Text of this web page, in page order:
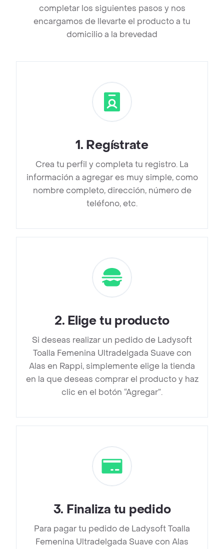
completar los siguientes pasos y nos
encargamos de llevarte el producto a tu
domicilio a la brevedad
1. Regístrate
Crea tu perfil y completa tu registro. La
información a agregar es muy simple, como
nombre completo, dirección, número de
teléfono, etc.
2. Elige tu producto
Si deseas realizar un pedido de Ladysoft
Toalla Femenina Ultradelgada Suave con
Alas en Rappi, simplemente elige la tienda
en la que deseas comprar el producto y haz
clic en el botón “Agregar”.
3. Finaliza tu pedido
Para pagar tu pedido de Ladysoft Toalla
Femenina Ultradelgada Suave con Alas